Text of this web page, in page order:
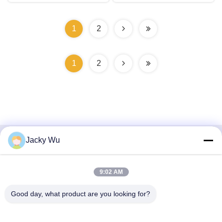
1 2
1 2
Contactez rapidement
de Juneng, n°117, rue Nansan, zone de développement
Jacky Wu
9:02 AM
Good day, what product are you looking for?